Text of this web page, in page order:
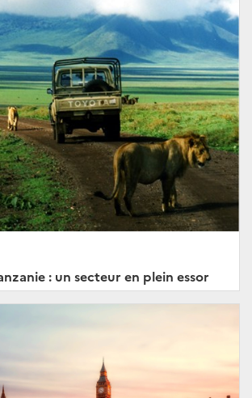
: un secteur en plein essor